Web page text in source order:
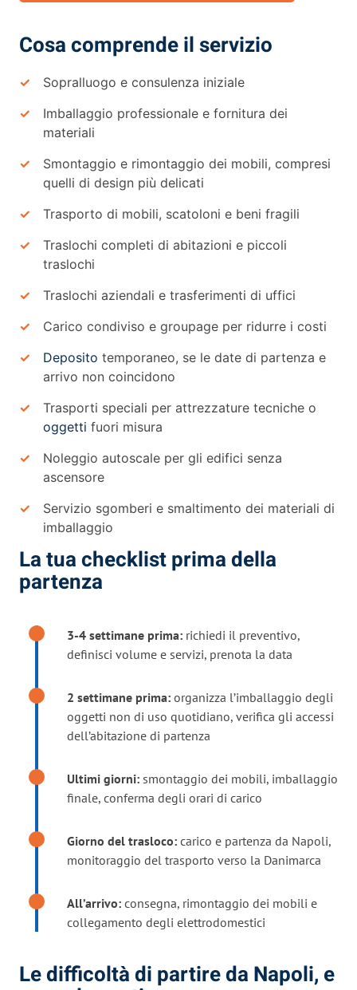
Cosa comprende il servizio
Sopralluogo e consulenza iniziale
Imballaggio professionale e fornitura dei
materiali
Smontaggio e rimontaggio dei mobili, compresi
quelli di design più delicati
Trasporto di mobili, scatoloni e beni fragili
Traslochi completi di abitazioni e piccoli
traslochi
Traslochi aziendali e trasferimenti di uffici
Carico condiviso e groupage per ridurre i costi
Deposito temporaneo, se le date di partenza e
arrivo non coincidono
Trasporti speciali per attrezzature tecniche o
oggetti fuori misura
Noleggio autoscale per gli edifici senza
ascensore
Servizio sgomberi e smaltimento dei materiali di
imballaggio
La tua checklist prima della
partenza
3-4 settimane prima: richiedi il preventivo,
definisci volume e servizi, prenota la data
2 settimane prima: organizza l’imballaggio degli
oggetti non di uso quotidiano, verifica gli accessi
dell’abitazione di partenza
Ultimi giorni: smontaggio dei mobili, imballaggio
finale, conferma degli orari di carico
Giorno del trasloco: carico e partenza da Napoli,
monitoraggio del trasporto verso la Danimarca
All’arrivo: consegna, rimontaggio dei mobili e
collegamento degli elettrodomestici
Le difficoltà di partire da Napoli, e